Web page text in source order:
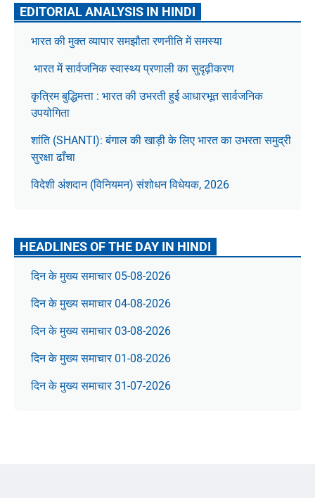
EDITORIAL ANALYSIS IN HINDI
भारत की मुक्त व्यापार समझौता रणनीति में समस्या
भारत में सार्वजनिक स्वास्थ्य प्रणाली का सुदृढ़ीकरण
कृत्रिम बुद्धिमत्ता : भारत की उभरती हुई आधारभूत सार्वजनिक
उपयोगिता
शांति (SHANTI): बंगाल की खाड़ी के लिए भारत का उभरता समुद्री
सुरक्षा ढाँचा
विदेशी अंशदान (विनियमन) संशोधन विधेयक, 2026
HEADLINES OF THE DAY IN HINDI
दिन के मुख्य समाचार 05-08-2026
दिन के मुख्य समाचार 04-08-2026
दिन के मुख्य समाचार 03-08-2026
दिन के मुख्य समाचार 01-08-2026
दिन के मुख्य समाचार 31-07-2026